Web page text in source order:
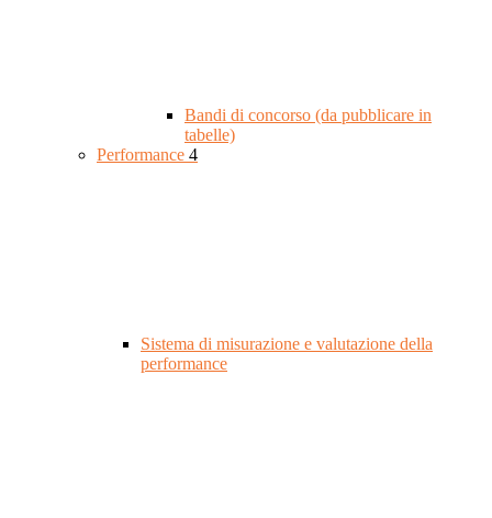
Bandi di concorso (da pubblicare in
tabelle)
Performance 4
Sistema di misurazione e valutazione della
performance